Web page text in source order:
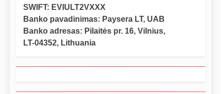
SWIFT: EVIULT2VXXX
Banko pavadinimas: Paysera LT, UAB
Banko adresas: Pilaitės pr. 16, Vilnius,
LT-04352, Lithuania